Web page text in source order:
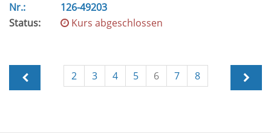
Nr.:
126-49203
Status:
Kurs abgeschlossen
2 3 4 5 6 7 8